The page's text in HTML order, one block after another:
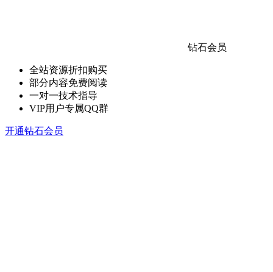
钻石会员
全站资源折扣购买
部分内容免费阅读
一对一技术指导
VIP用户专属QQ群
开通钻石会员